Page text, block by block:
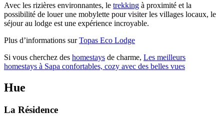
Avec les rizières environnantes, le trekking à proximité et la
possibilité de louer une mobylette pour visiter les villages locaux, le
séjour au lodge est une expérience incroyable.
Plus d’informations surTopas Eco Lodge
Si vous cherchez des homestays de charme, Les meilleurs
homestays à Sapa confortables, cozy avec des belles vues
Hue
La Résidence